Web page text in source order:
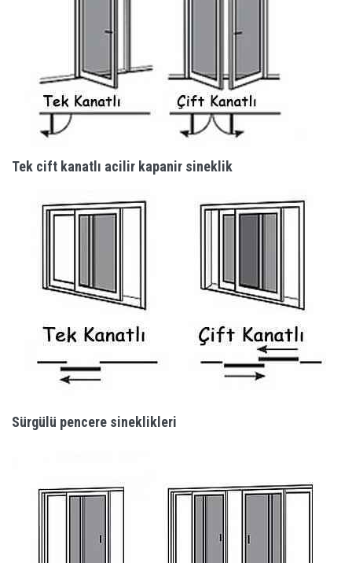
Tek cift kanatlı acilir kapanir sineklik
Sürgülü pencere sineklikleri